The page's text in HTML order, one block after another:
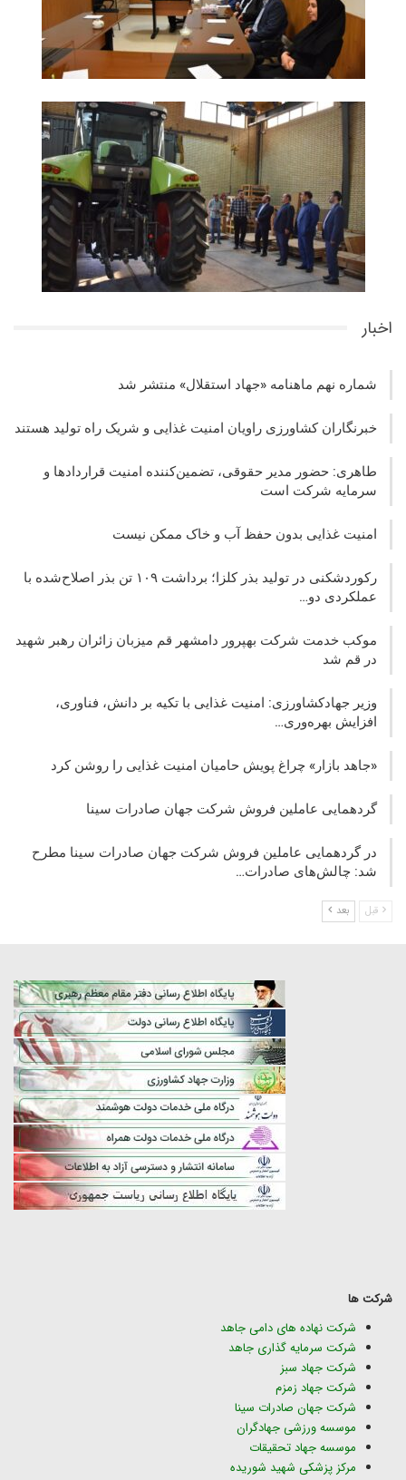
اخبار
شماره نهم ماهنامه «جهاد استقلال» منتشر شد
خبرنگاران کشاورزی راویان امنیت غذایی و شریک راه تولید هستند
طاهری: حضور مدیر حقوقی، تضمین‌کننده امنیت قراردادها و
سرمایه شرکت‌ است
امنیت غذایی بدون حفظ آب و خاک ممکن نیست
رکوردشکنی در تولید بذر کلزا؛ برداشت ۱۰۹ تن بذر اصلاح‌شده با
عملکردی دو…
موکب خدمت شرکت بهپرور دامشهر قم میزبان زائران رهبر شهید
در قم شد
وزیر جهادکشاورزی: امنیت غذایی با تکیه بر دانش، فناوری،
افزایش بهره‌وری…
«جاهد بازار» چراغ پویش حامیان امنیت غذایی را روشن کرد
گردهمایی عاملین فروش شرکت جهان صادرات سینا
در گردهمایی عاملین فروش شرکت جهان صادرات سینا مطرح
شد: چالش‌های صادرات…
قبل بعد
شرکت ها
شرکت نهاده های دامی جاهد
شرکت سرمایه گذاری جاهد
شرکت جهاد سبز
شرکت جهاد زمزم
شرکت جهان صادرات سینا
موسسه ورزشی جهادگران
موسسه جهاد تحقیقات
مرکز پزشکی شهید شوریده